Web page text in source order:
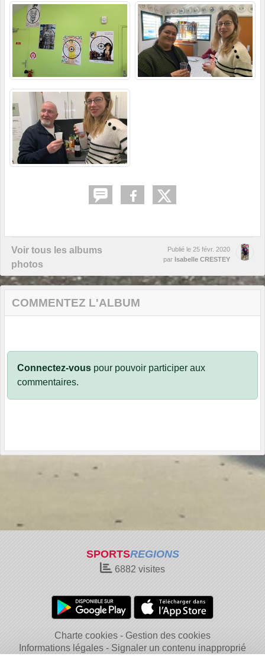
Voir tous les albums
photos
Publié le 25 févr. 2020
par Isabelle CRESTEY
COMMENTEZ L'ALBUM
Connectez-vous pour pouvoir participer aux
commentaires.
SPORTSREGIONS
6882 visites
Charte cookies
Gestion des cookies
Informations légales
Signaler un contenu inapproprié